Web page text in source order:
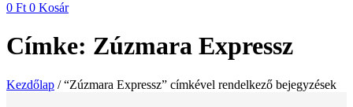
0 Ft 0 Kosár
Címke: Zúzmara Expressz
Kezdőlap / “Zúzmara Expressz” címkével rendelkező bejegyzések